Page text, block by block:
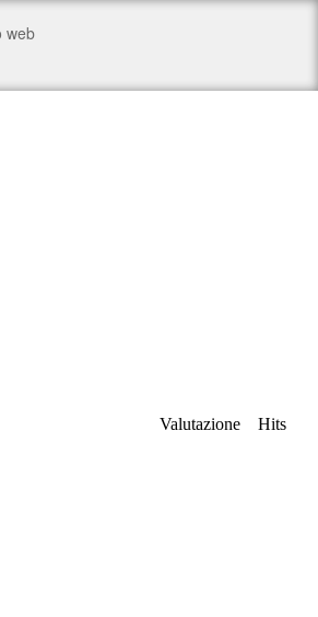
Valutazione
Hits